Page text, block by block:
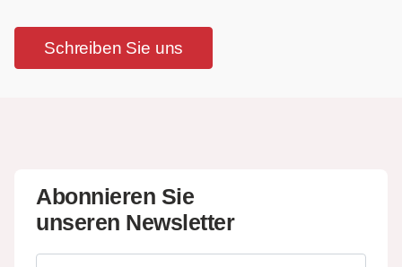
Schreiben Sie uns
Abonnieren Sie
unseren Newsletter